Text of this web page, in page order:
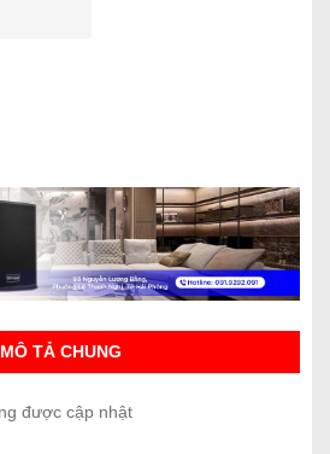
MÔ TẢ CHUNG
được cập nhật